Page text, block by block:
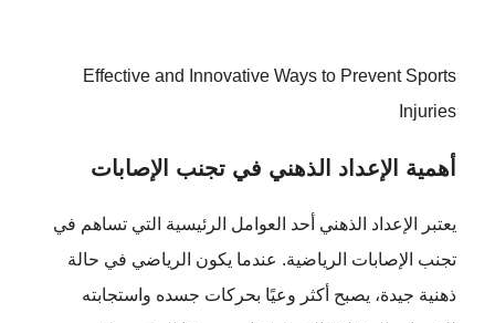
Effective and Innovative Ways to Prevent Sports
Injuries
أهمية الإعداد الذهني في تجنب الإصابات
يعتبر الإعداد الذهني أحد العوامل الرئيسية التي تساهم في
تجنب الإصابات الرياضية. عندما يكون الرياضي في حالة
ذهنية جيدة، يصبح أكثر وعيًا بحركات جسده واستجابته